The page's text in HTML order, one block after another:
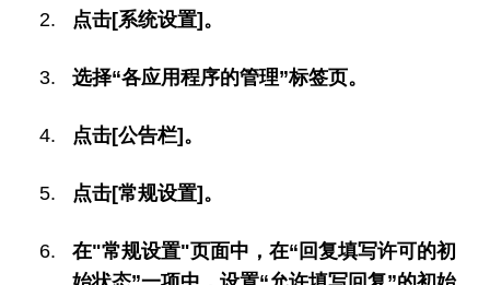
点击[系统设置]。
选择“各应用程序的管理”标签页。
点击[公告栏]。
点击[常规设置]。
在"常规设置"页面中，在“回复填写许可的初